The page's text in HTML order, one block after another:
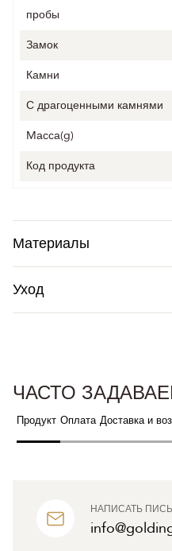
пробы
Замок
Камни
С драгоценными камнями
Mасса(g)
Код продукта
Материалы
Уход
НАПИСАТЬ
ЧАСТО
Продукт Оплата Доставка и